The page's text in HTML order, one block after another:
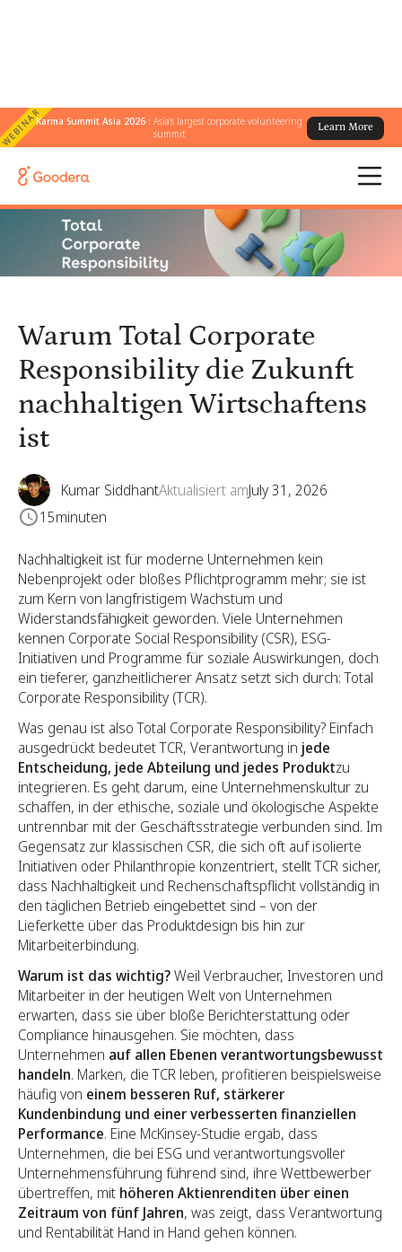
WEBINARKarma Summit Asia 2026 :Asia's largest corporate volunteering
summit
Learn More
← Alle Blogs
Wirtschaftens ist
Warum Total Corporate
Responsibility die Zukunft
nachhaltigen Wirtschaftens
ist
Kumar SiddhantAktualisiert amJuly 31, 2026
15minuten
Nachhaltigkeit ist für moderne Unternehmen kein
Nebenprojekt oder bloßes Pflichtprogramm mehr; sie ist
zum Kern von langfristigem Wachstum und
Widerstandsfähigkeit geworden. Viele Unternehmen
kennen Corporate Social Responsibility (CSR), ESG-
Initiativen und Programme für soziale Auswirkungen, doch
ein tieferer, ganzheitlicherer Ansatz setzt sich durch: Total
Corporate Responsibility (TCR).
Was genau ist also Total Corporate Responsibility? Einfach
ausgedrückt bedeutet TCR, Verantwortung in jede
Entscheidung, jede Abteilung und jedes Produktzu
integrieren. Es geht darum, eine Unternehmenskultur zu
schaffen, in der ethische, soziale und ökologische Aspekte
untrennbar mit der Geschäftsstrategie verbunden sind. Im
Gegensatz zur klassischen CSR, die sich oft auf isolierte
Initiativen oder Philanthropie konzentriert, stellt TCR sicher,
dass Nachhaltigkeit und Rechenschaftspflicht vollständig in
den täglichen Betrieb eingebettet sind – von der
Lieferkette über das Produktdesign bis hin zur
Mitarbeiterbindung.
Warum ist das wichtig?Weil Verbraucher, Investoren und
Mitarbeiter in der heutigen Welt von Unternehmen
erwarten, dass sie über bloße Berichterstattung oder
Compliance hinausgehen. Sie möchten, dass
Unternehmen auf allen Ebenen verantwortungsbewusst
handeln. Marken, die TCR leben, profitieren beispielsweise
häufig von einem besseren Ruf, stärkerer
Kundenbindung und einer verbesserten finanziellen
Performance. Eine McKinsey-Studie ergab, dass
Unternehmen, die bei ESG und verantwortungsvoller
Unternehmensführung führend sind, ihre Wettbewerber
übertreffen, mit höheren Aktienrenditen über einen
Zeitraum von fünf Jahren, was zeigt, dass Verantwortung
und Rentabilität Hand in Hand gehen können.